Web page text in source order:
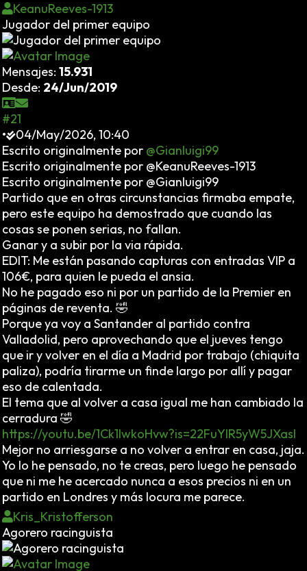
KeanuReeves-1913
Jugador del primer equipo
Mensajes: 15.931
Desde: 24/Jun/2019
#21
•
04/May/2026, 10:40
Escrito originalmente por @Gianluigi99
Escrito originalmente por @KeanuReeves-1913
Escrito originalmente por @Gianluigi99
Partido que en otras circunstancias firmaba empate,
pero este equipo ha demostrado que cuando las
cosas se ponen serias, no fallan.
Ganar y a subir por la via rápida.
EDIT: Me están pasando capturas con entradas VIP a
106€, para quien le pueda el ansia.
No he pagado eso ni por un partido de la Premier en
páginas de reventa. 🤣
Porque ya voy a Santander al partido contra
Valladolid, pero aprovechando que el jueves tengo
que ir y volver en el día a Madrid por trabajo (chiquita
paliza), podría tirarme un finde largo por allí y pagar
eso de calentada.
El tema que al volver a casa igual me han cambiado la
cerradura 🤣
https://youtu.be/1Ck1IwkoHvw?is=22FuYIR5yW5JXasl
Mejor no arriesgarse a no volver a entrar en casa, jaja.
Yo lo he pensado, no te creas, pero luego he pensado
que ni me he acercado nunca a esos precios ni en un
partido en Londres y más locura me parece.
Kris_Kristofferson
Agorero racinguista